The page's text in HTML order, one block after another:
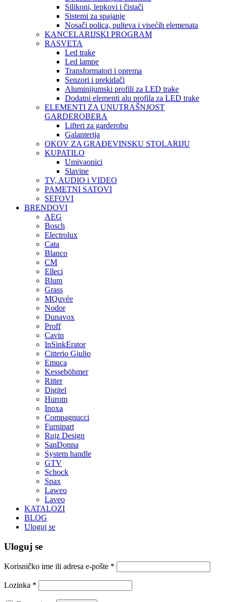
Silikoni, lepkovi i čistači
Sistemi za spajanje
Nosači polica, pulteva i visećih elemenata
KANCELARIJSKI PROGRAM
RASVETA
Led trake
Led lampe
Transformatori i oprema
Senzori i prekidači
Aluminijumski profili za LED trake
Dodatni elementi alu profila za LED trake
ELEMENTI ZA UNUTRAŠNJOST
GARDEROBERA
Lifteri za garderobu
Galanterija
OKOV ZA GRAĐEVINSKU STOLARIJU
KUPATILO
Umivaonici
Slavine
TV, AUDIO i VIDEO
PAMETNI SATOVI
SEFOVI
BRENDOVI
AEG
Bosch
Electrolux
Cata
Blanco
CM
Elleci
Blum
Grass
MQuvée
Nodor
Dunavox
Proff
Cavin
InSinkErator
Citterio Giulio
Emuca
Kesseböhmer
Ritter
Digitel
Hurom
Inoxa
Compagnucci
Furnipart
Rujz Design
SanDonna
System handle
GTV
Schock
Spax
Laweo
Laveo
KATALOZI
BLOG
Uloguj se
Uloguj se
Korisničko ime ili adresa e-pošte *
Lozinka *